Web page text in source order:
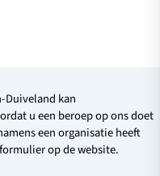
Duiveland kan
u een beroep op ons doet
een organisatie heeft
op de website.